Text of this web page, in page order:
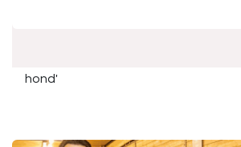
hond'